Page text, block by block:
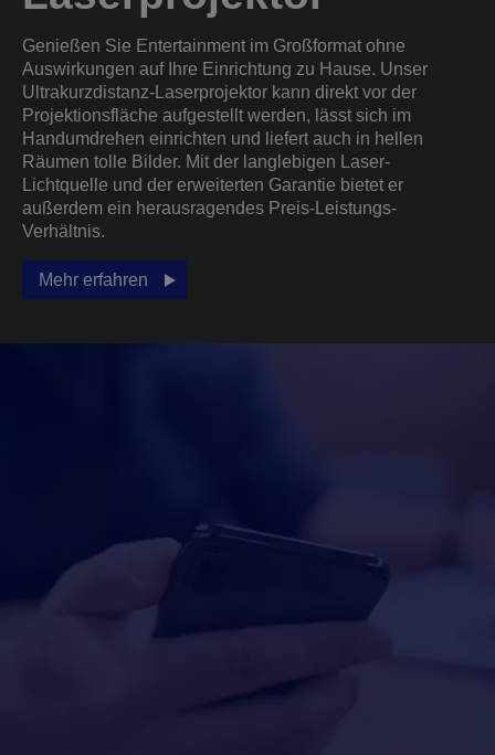
Genießen Sie Entertainment im Großformat ohne
Auswirkungen auf Ihre Einrichtung zu Hause. Unser
Ultrakurzdistanz-Laserprojektor kann direkt vor der
Projektionsfläche aufgestellt werden, lässt sich im
Handumdrehen einrichten und liefert auch in hellen
Räumen tolle Bilder. Mit der langlebigen Laser-
Lichtquelle und der erweiterten Garantie bietet er
außerdem ein herausragendes Preis-Leistungs-
Verhältnis.
Mehr erfahren